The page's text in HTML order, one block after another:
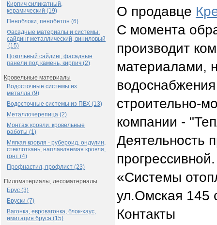
Кирпич силикатный,
керамический (19)
Пеноблоки, пенобетон (6)
Фасадные материалы и системы:
сайдинг металлический, виниловый
(15)
Цокольный сайдинг, фасадные
панели под камень, кирпич (2)
Кровельные материалы
Водосточные системы из
металла (9)
Водосточные системы из ПВХ (13)
Металлочерепица (2)
Монтаж кровли, кровельные
работы (1)
Мягкая кровля - рубероид, ондулин,
стеклоткань, наплавляемая кровля,
гонт (4)
Профнастил, профлист (23)
Пиломатериалы, лесоматериалы
Брус (3)
Бруски (7)
Вагонка, евровагонка, блок-хаус,
имитация бруса (15)
О продавце
С момента
производит
материалами,
строительно-
компании -
Деятельность
«Системы
ул.Омская 145
Контакты